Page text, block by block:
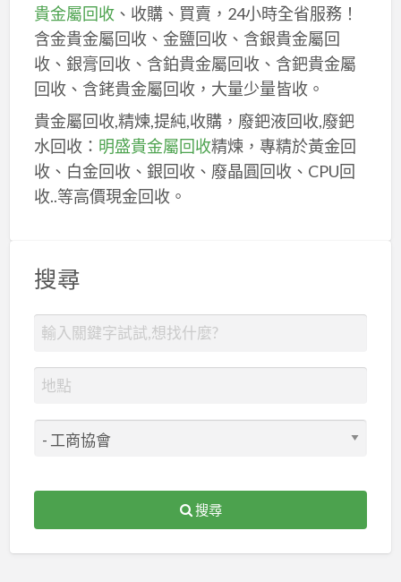
貴金屬回收、收購、買賣，24小時全省服務！
含金貴金屬回收、金鹽回收、含銀貴金屬回
收、銀膏回收、含鉑貴金屬回收、含鈀貴金屬
回收、含銠貴金屬回收，大量少量皆收。
貴金屬回收,精煉,提純,收購，廢鈀液回收,廢鈀
水回收： 明盛貴金屬回收精煉，專精於黃金回
收、白金回收、銀回收、廢晶圓回收、CPU回
收..等高價現金回收。
搜尋
搜尋